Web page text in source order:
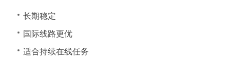
长期稳定
国际线路更优
适合持续在线任务